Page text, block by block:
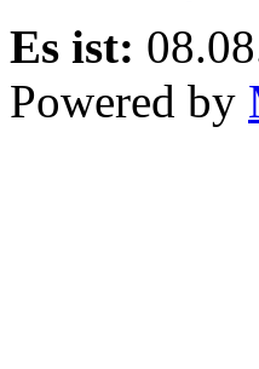
Es ist:
Powered by